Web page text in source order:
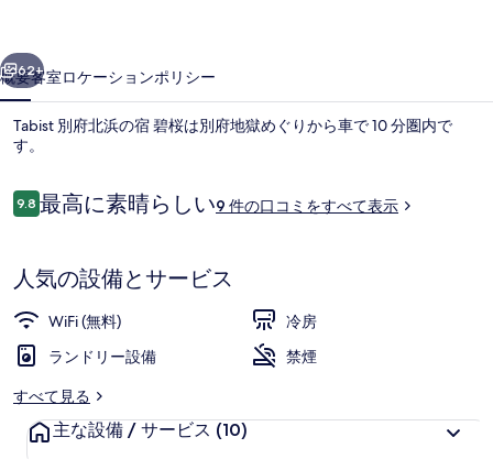
碧
桜
の
真
ャ
ラ
リ
ー
外観
次へ
62+
概要客室ロケーションポリシー
Tabist 別府北浜の宿 碧桜は別府地獄めぐりから車で 10 分圏内で
す。
口
コ
9.810段階中9.8
最高に素晴らしい9 件の口コミをすべて表示
人気の設備とサービス
WiFi (無料)
冷房
ランドリー設備
禁煙
すべて見る
主な設備 / サービス (10)